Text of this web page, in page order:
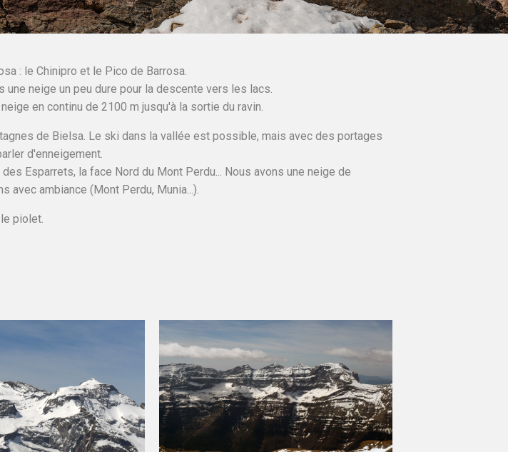
: le Chinipro et le Pico de Barrosa.
une neige un peu dure pour la descente vers les lacs.
en continu de 2100 m jusqu'à la sortie du ravin.
de Bielsa. Le ski dans la vallée est possible, mais avec des portages
d'enneigement.
Esparrets, la face Nord du Mont Perdu... Nous avons une neige de
avec ambiance (Mont Perdu, Munia...).
piolet.